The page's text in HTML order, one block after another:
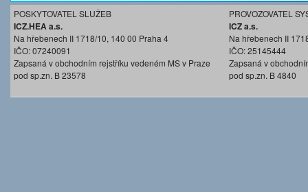
POSKYTOVATEL SLUŽEB
ICZ.HEA a.s.
Na hřebenech II 1718/10, 140 00 Praha 4
IČO: 07240091
Zapsaná v obchodním rejstříku vedeném MS v Praze
pod sp.zn. B 23578
PROVOZOVATEL
ICZ a.s.
Na hřebenech II
IČO: 25145444
Zapsaná v
pod sp.zn. B 4840